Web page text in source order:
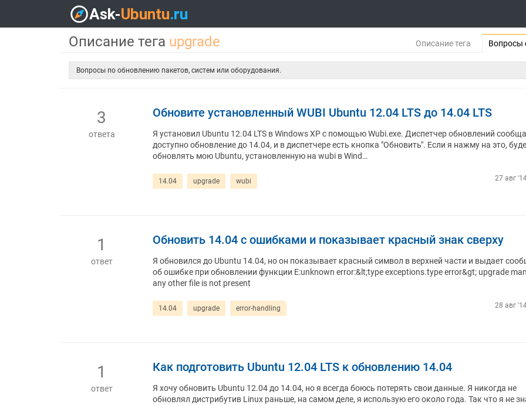
Описание тега upgrade Описание тега Вопросы
Вопросы по обновлению пакетов, систем или оборудования.
3
ответа
Обновите установленный WUBI Ubuntu 12.04 LTS до 14.04 LTS
Я установил Ubuntu 12.04 LTS в Windows XP с помощью Wubi.exe. Диспетчер обновлений
доступно обновление до 14.04, и в диспетчере есть кнопка "Обновить". Если я нажму на это,
обновлять мою Ubuntu, установленную на wubi в Wind…
14.04 upgrade wubi 27 авг
1
ответ
Обновить 14.04 с ошибками и показывает красный знак сверху
Я обновился до Ubuntu 14.04, но он показывает красный символ в верхней части и выдает
об ошибке при обновлении функции E:unknown error:&lt;type exceptions.type error&gt; upgrade
any other file is not present
14.04 upgrade error-handling 28 авг
1
ответ
Как подготовить Ubuntu 12.04 LTS к обновлению 14.04
Я хочу обновить Ubuntu 12.04 до 14.04, но я всегда боюсь потерять свои данные. Я никогда не
обновлял дистрибутив Linux раньше, на самом деле, я использую его около года. Так что я не